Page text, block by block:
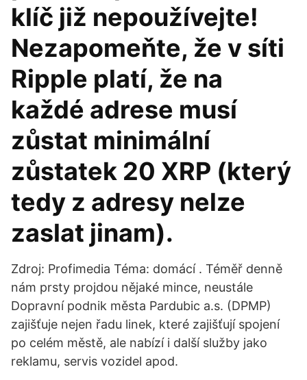
klíč již nepoužívejte!
Nezapomeňte, že v síti
Ripple platí, že na
každé adrese musí
zůstat minimální
zůstatek 20 XRP (který
tedy z adresy nelze
zaslat jinam).
Zdroj: Profimedia Téma: domácí . Téměř denně
nám prsty projdou nějaké mince, neustále
Dopravní podnik města Pardubic a.s. (DPMP)
zajišťuje nejen řadu linek, které zajišťují spojení
po celém městě, ale nabízí i další služby jako
reklamu, servis vozidel apod.